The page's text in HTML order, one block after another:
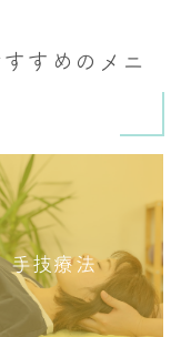
すめのメニ
手技療法